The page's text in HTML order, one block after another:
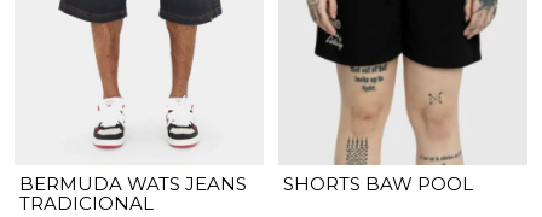
BERMUDA WATS JEANS
TRADICIONAL
SHORTS BAW POOL